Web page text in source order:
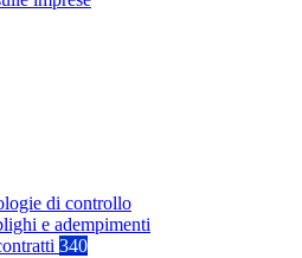
di controllo
e adempimenti
340